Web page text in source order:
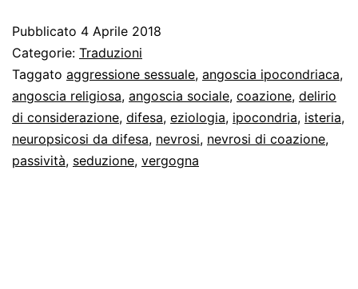
Pubblicato 4 Aprile 2018
Categorie: Traduzioni
Taggato aggressione sessuale, angoscia ipocondriaca,
angoscia religiosa, angoscia sociale, coazione, delirio
di considerazione, difesa, eziologia, ipocondria, isteria,
neuropsicosi da difesa, nevrosi, nevrosi di coazione,
passività, seduzione, vergogna